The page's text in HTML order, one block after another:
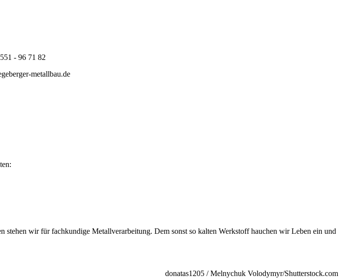
- 96 71 82
metallbau.de
wir für fachkundige Metallverarbeitung. Dem sonst so kalten Werkstoff hauchen wir Leben ein und
donatas1205 / Melnychuk Volodymyr/Shutterstock.com